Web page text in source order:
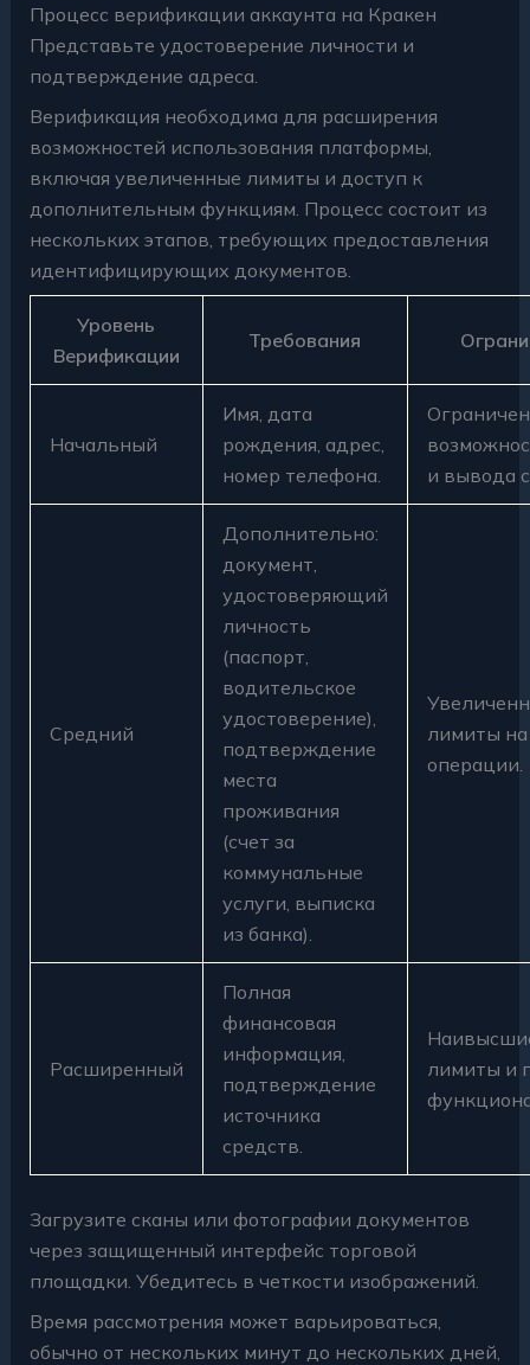
Процесс верификации аккаунта на Кракен
Представьте удостоверение личности и
подтверждение адреса.
Верификация необходима для расширения
возможностей использования платформы,
включая увеличенные лимиты и доступ к
дополнительным функциям. Процесс состоит из
нескольких этапов, требующих предоставления
идентифицирующих документов.
Уровень
Верификации
Требования
Начальный
Имя, дата
рождения, адрес,
номер телефона.
и вывода
Средний
Дополнительно:
документ,
удостоверяющий
личность
(паспорт,
водительское
удостоверение),
подтверждение
места
проживания
(счет за
коммунальные
услуги, выписка
из банка).
лимиты на
операции.
Расширенный
Полная
финансовая
информация,
подтверждение
источника
средств.
лимиты и
Загрузите сканы или фотографии документов
через защищенный интерфейс торговой
площадки. Убедитесь в четкости изображений.
Время рассмотрения может варьироваться,
обычно от нескольких минут до нескольких дней,